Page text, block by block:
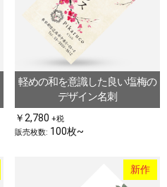
軽めの和を意識した良い塩梅の
デザイン名刺
￥2,780 +税
販売枚数: 100枚~
新作